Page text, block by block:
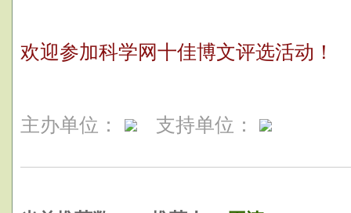
欢迎参加科学网十佳博文评选活动！
主办单位： 支持单位：